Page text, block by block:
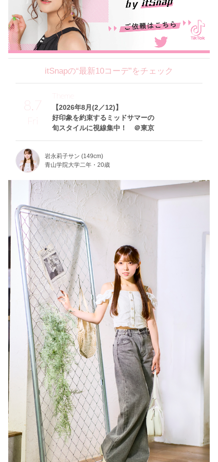
itSnapの“最新10コーデ”をチェック
8.7
Fri
【2026年8月(2／12)】
好印象を約束するミッドサマーの
旬スタイルに視線集中！ ＠東京
Theme
岩永莉子サン (149cm)
青山学院大学二年・20歳